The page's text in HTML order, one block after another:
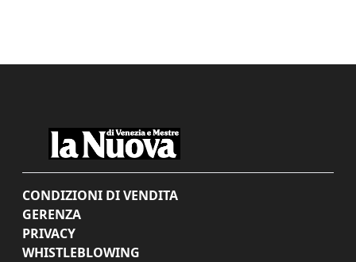
CONDIZIONI DI VENDITA
GERENZA
PRIVACY
WHISTLEBLOWING